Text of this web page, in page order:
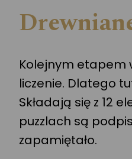
Kolejnym etapem
liczenie. Dlatego
Składają się z 12
puzzlach są
zapamiętało.